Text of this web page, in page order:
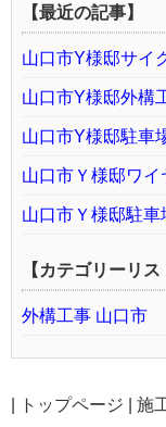
【最近の記事】
山口市Y様邸サイ
山口市Y様邸外構
山口市Y様邸駐車
山口市Ｙ様邸ワ
山口市Ｙ様邸駐
【カテゴリーリス
外構工事 山口市
トップページ 施